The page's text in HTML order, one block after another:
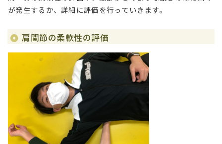
が発生するか、詳細に評価を行っていきます。
肩関節の柔軟性の評価